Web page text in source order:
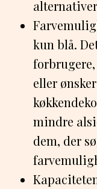
kun blå.
eller
mindre
dem, der